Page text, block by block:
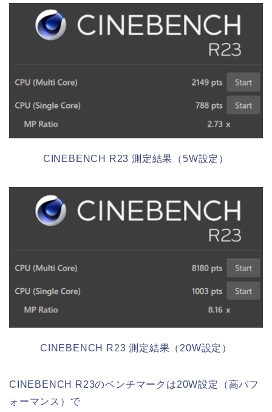
CINEBENCH R23 測定結果（5W設定）
CINEBENCH R23 測定結果（20W設定）
CINEBENCH R23のベンチマークは20W設定（高パフ
ォーマンス）で